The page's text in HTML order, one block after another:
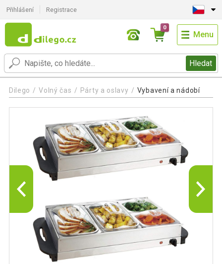
Přihlášení Registrace
Hledat
0
Menu
Dilego Volný čas Párty a oslavy Vybavení a nádobí